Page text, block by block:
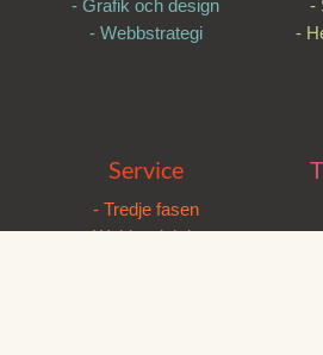
- Programmering
- Grafik och design
-
-
Service